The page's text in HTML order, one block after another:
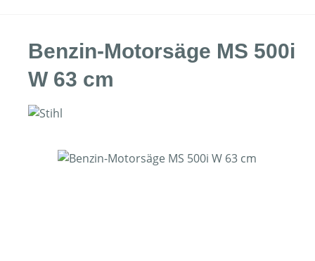
Benzin-Motorsäge MS 500i
W 63 cm
Bildergalerie überspringen